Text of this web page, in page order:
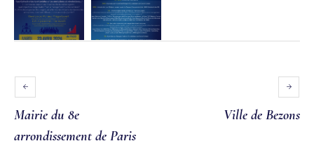
Mairie du 8e
arrondissement de Paris
Ville de Bezons